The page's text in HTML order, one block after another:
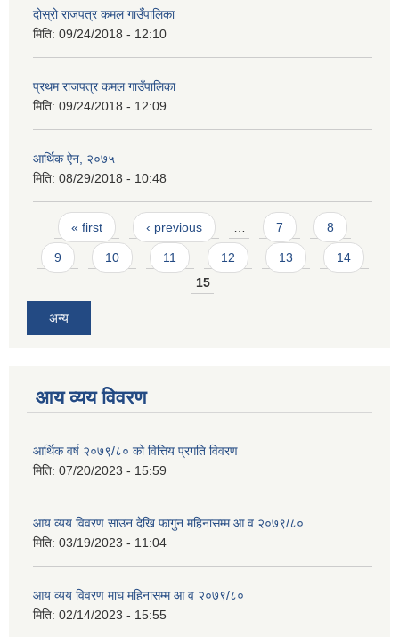
दोस्रो राजपत्र कमल गाउँपालिका
मिति: 09/24/2018 - 12:10
प्रथम राजपत्र कमल गाउँपालिका
मिति: 09/24/2018 - 12:09
आर्थिक ऐन, २०७५
मिति: 08/29/2018 - 10:48
Pages
« first ‹ previous 7 8
9 10 11 12 13
14
15
अन्य
आय व्यय विवरण
आर्थिक वर्ष २०७९/८० को वित्तिय प्रगति विवरण
मिति: 07/20/2023 - 15:59
आय व्यय विवरण साउन देखि फागुन महिनासम्म आ व २०७९/८०
मिति: 03/19/2023 - 11:04
आय व्यय विवरण माघ महिनासम्म आ व २०७९/८०
मिति: 02/14/2023 - 15:55